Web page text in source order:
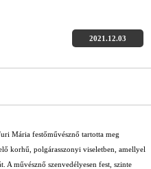
2021.12.03
Mária festőművésznő tartotta meg
korhű, polgárasszonyi viseletben, amellyel
A művésznő szenvedélyesen fest, szinte